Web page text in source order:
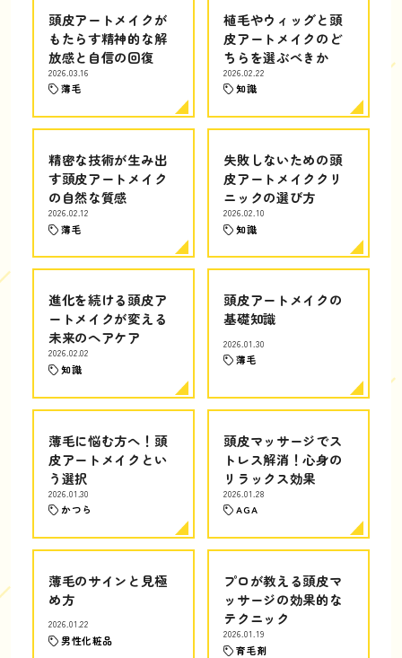
頭皮アートメイクが
もたらす精神的な解
放感と自信の回復
2026.03.16
薄毛
植毛やウィッグと頭
皮アートメイクのど
ちらを選ぶべきか
2026.02.22
知識
精密な技術が生み出
す頭皮アートメイク
の自然な質感
2026.02.12
薄毛
失敗しないための頭
皮アートメイククリ
ニックの選び方
2026.02.10
知識
進化を続ける頭皮ア
ートメイクが変える
未来のヘアケア
2026.02.02
知識
頭皮アートメイクの
基礎知識
2026.01.30
薄毛
薄毛に悩む方へ！頭
皮アートメイクとい
う選択
2026.01.30
かつら
頭皮マッサージでス
トレス解消！心身の
リラックス効果
2026.01.28
AGA
薄毛のサインと見極
め方
2026.01.22
男性化粧品
プロが教える頭皮マ
ッサージの効果的な
テクニック
2026.01.19
育毛剤